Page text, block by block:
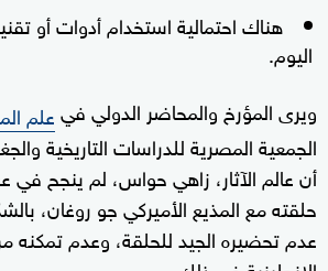
هناك احتمالية استخدام أدوات أو
اليوم.
ويرى المؤرخ والمحاضر الدولي فيعلم
الجمعية المصرية للدراسات التاريخية
أن عالم الآثار، زاهي حواس، لم ينجح
حلقته مع المذيع الأميركي جو روغان،
عدم تحضيره الجيد للحلقة، وعدم تمكنه